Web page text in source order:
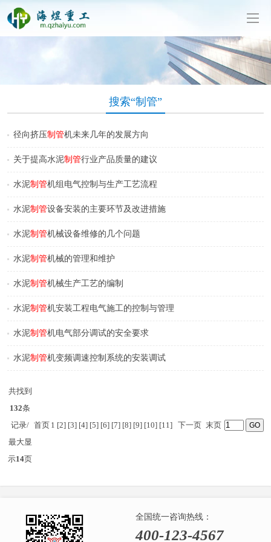
搜索“制管”
径向挤压制管机未来几年的发展方向
关于提高水泥制管行业产品质量的建议
水泥制管机组电气控制与生产工艺流程
水泥制管设备安装的主要环节及改进措施
水泥制管机械设备维修的几个问题
水泥制管机械的管理和维护
水泥制管机械生产工艺的编制
水泥制管机安装工程电气施工的控制与管理
水泥制管机电气部分调试的安全要求
水泥制管机变频调速控制系统的安装调试
共找到
132条
记录/
最大显
示14页
首页 1 [2] [3] [4] [5] [6] [7] [8] [9] [10] [11] 下一页 末页
全国统一咨询热线：
400-123-4567